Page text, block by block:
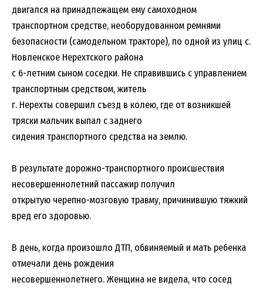
двигался на принадлежащем ему самоходном
транспортном средстве, необорудованном ремнями
безопасности (самодельном тракторе), по одной из улиц с.
Новленское Нерехтского района
с 6-летним сыном соседки. Не справившись с управлением
транспортным средством, житель
г. Нерехты совершил съезд в колею, где от возникшей
тряски мальчик выпал с заднего
сидения транспортного средства на землю.
В результате дорожно-транспортного происшествия
несовершеннолетний пассажир получил
открытую черепно-мозговую травму, причинившую тяжкий
вред его здоровью.
В день, когда произошло ДТП, обвиняемый и мать ребенка
отмечали день рождения
несовершеннолетнего. Женщина не видела, что сосед